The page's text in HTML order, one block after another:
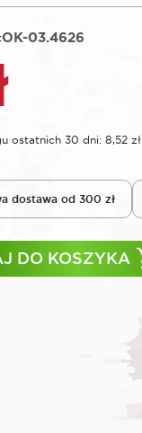
OK-03.4626
ostatnich 30 dni: 8,52 zł
dostawa od 300 zł
DO KOSZYKA